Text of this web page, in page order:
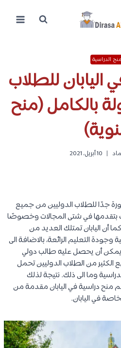
الدراسية
اليابان للطلاب
بالكامل (منح
10 أبريل، 2021
جدًا للطلاب الدوليين من جميع
بتقدمها في شتى المجالات وخصوصًا
أن اليابان تمتلك العديد من
وجودة التعليم الرائعة، بالاضافة الى
يمكن أن يحصل عليه طالب دولي
الكثير من الطلاب الدوليين تحمل
وما الى ذلك. نتيجة لذلك
منح دراسية في اليابان مقدمة من
في اليابان.